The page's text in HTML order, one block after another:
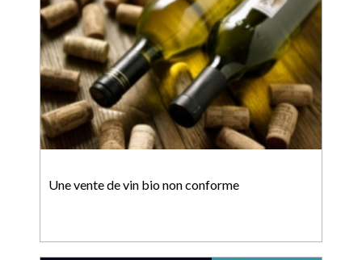
Une vente de vin bio non conforme